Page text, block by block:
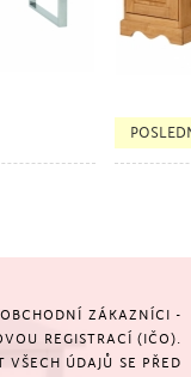
ZÁKAZNÍCI -
REGISTRACÍ (IČO).
ÚDAJŮ SE PŘED